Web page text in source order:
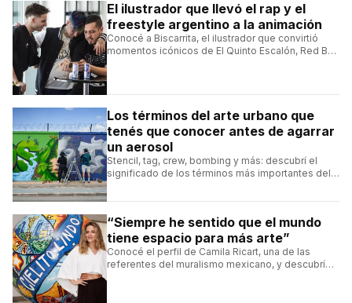
El ilustrador que llevó el rap y el
freestyle argentino a la animación
Conocé a Biscarrita, el ilustrador que convirtió
momentos icónicos de El Quinto Escalón, Red Bull
Los términos del arte urbano que
tenés que conocer antes de agarrar
un aerosol
Stencil, tag, crew, bombing y más: descubrí el
significado de los términos más importantes del
“Siempre he sentido que el mundo
tiene espacio para más arte”
Conocé el perfil de Camila Ricart, una de las
referentes del muralismo mexicano, y descubrí